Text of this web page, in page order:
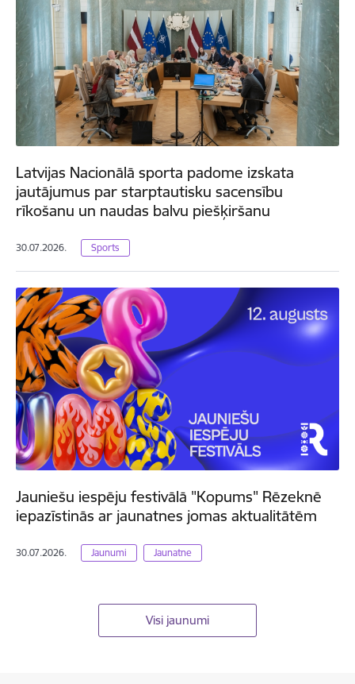
Latvijas Nacionālā sporta padome izskata
jautājumus par starptautisku sacensību
rīkošanu un naudas balvu piešķiršanu
30.07.2026. Sports
Jauniešu iespēju festivālā "Kopums" Rēzeknē
iepazīstinās ar jaunatnes jomas aktualitātēm
30.07.2026. Jaunumi Jaunatne
Visi jaunumi